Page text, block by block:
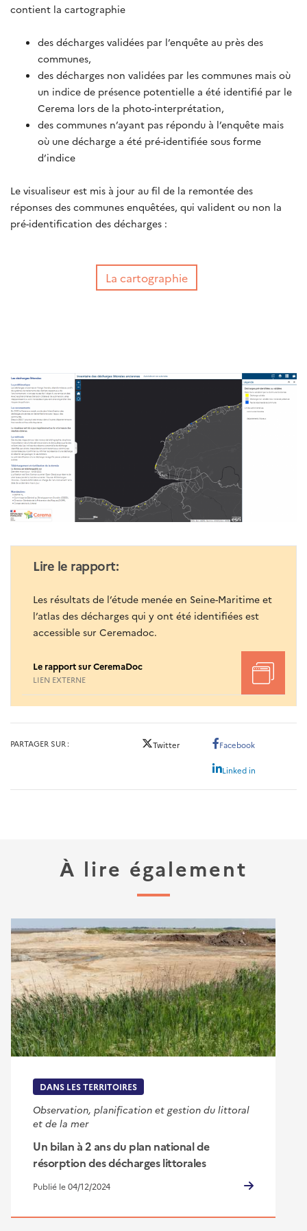
contient la cartographie
des décharges validées par l’enquête au près des
communes,
des décharges non validées par les communes mais où
un indice de présence potentielle a été identifié par le
Cerema lors de la photo-interprétation,
des communes n’ayant pas répondu à l’enquête mais
où une décharge a été pré-identifiée sous forme
d’indice
Le visualiseur est mis à jour au fil de la remontée des
réponses des communes enquêtées, qui valident ou non la
pré-identification des décharges :
La cartographie
Lire le rapport:
Les résultats de l’étude menée en Seine-Maritime et
l’atlas des décharges qui y ont été identifiées est
accessible sur Ceremadoc.
Le rapport sur CeremaDoc
LIEN EXTERNE
PARTAGER SUR Twitter Facebook
Linked in
À lire également
DANS LES TERRITOIRES
Observation, planification et gestion du littoral
et de la mer
Un bilan à 2 ans du plan national de
résorption des décharges littorales
Publié le 04/12/2024